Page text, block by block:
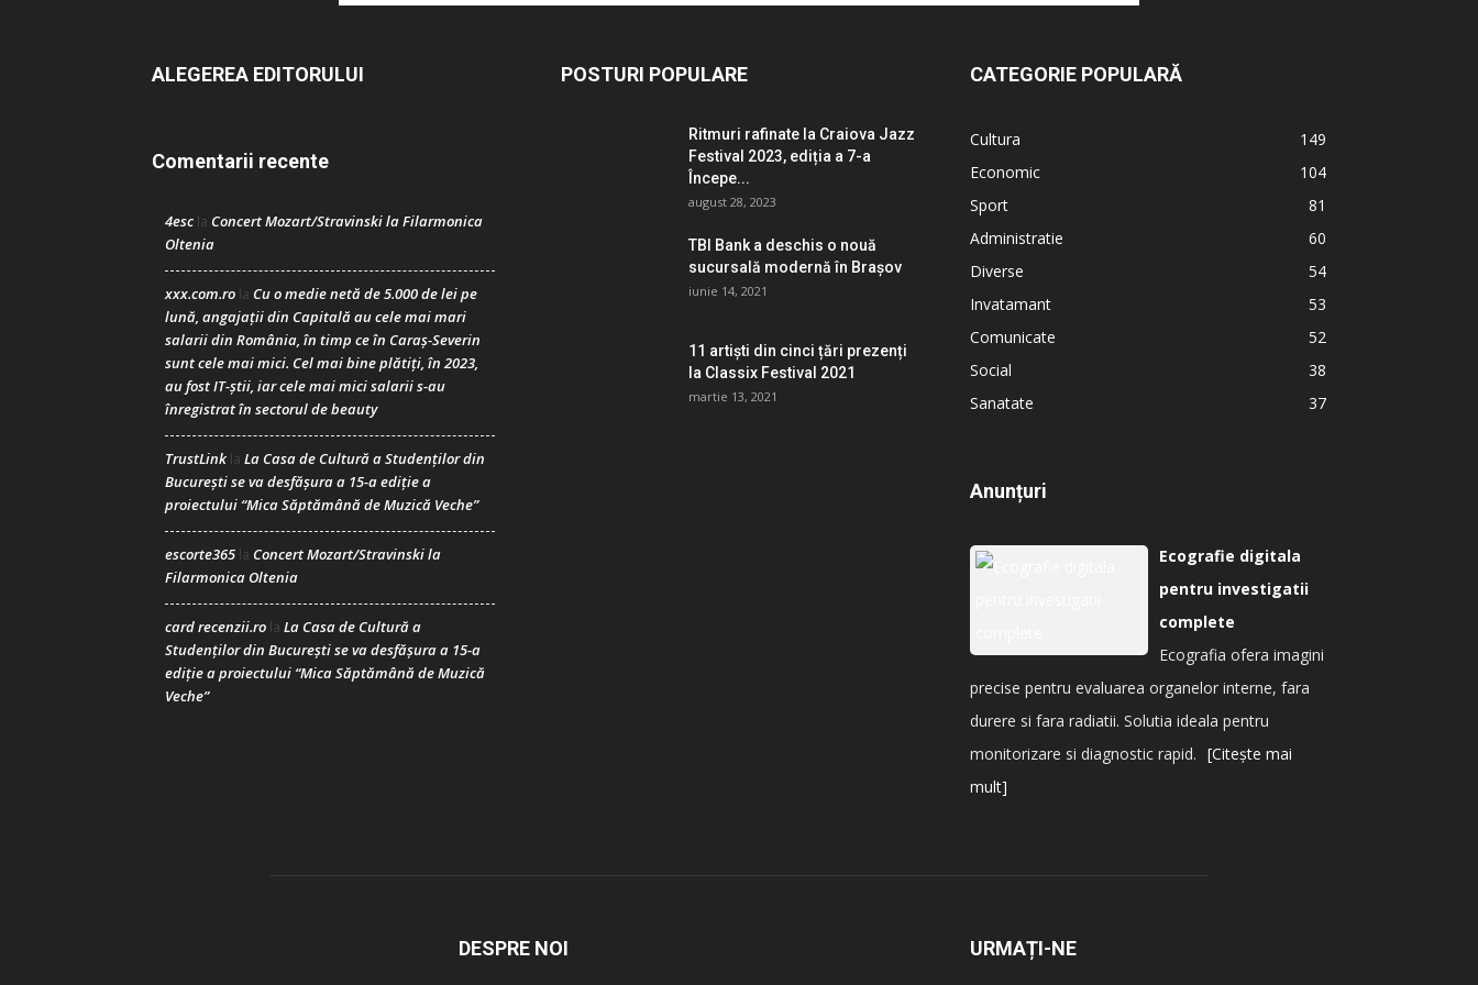
ALEGEREA EDITORULUI
Comentarii recente
4esc la Concert Mozart/Stravinski la Filarmonica
Oltenia
xxx.com.ro la Cu o medie netă de 5.000 de lei pe
lună, angajații din Capitală au cele mai mari
salarii din România, în timp ce în Caraș-Severin
sunt cele mai mici. Cel mai bine plătiți, în 2023,
au fost IT-știi, iar cele mai mici salarii s-au
înregistrat în sectorul de beauty
TrustLink la La Casa de Cultură a Studenților din
București se va desfășura a 15-a ediție a
proiectului “Mica Săptămână de Muzică Veche”
escorte365 la Concert Mozart/Stravinski la
Filarmonica Oltenia
card recenzii.ro la La Casa de Cultură a
Studenților din București se va desfășura a 15-a
ediție a proiectului “Mica Săptămână de Muzică
Veche”
POSTURI POPULARE
Ritmuri rafinate la Craiova Jazz
Festival 2023, ediția a 7-a
Începe...
august 28, 2023
TBI Bank a deschis o nouă
sucursală modernă în Brașov
iunie 14, 2021
11 artiști din cinci țări prezenți
la Classix Festival 2021
martie 13, 2021
CATEGORIE POPULARĂ
Cultura
149
Economic
104
Sport
81
Administratie
60
Diverse
54
Invatamant
53
Comunicate
52
Social
38
Sanatate
37
Anunțuri
Ecografie digitala
pentru investigatii
complete
Ecografia ofera imagini
precise pentru evaluarea organelor interne, fara
durere si fara radiatii. Solutia ideala pentru
monitorizare si diagnostic rapid. [Citește mai
mult]
DESPRE NOI URMAȚI-NE